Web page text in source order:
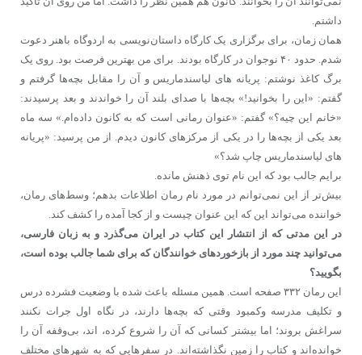
داشتم.
همان زمان، برای برگزاری یک کارگاه داستان‌نویسی به اردوگاه باهنر دعوت
شدم. حدود ۴۰ نوجوان در کارگاه بودند. برای من بهترین فرصت بود. روی یک
برگ کاغذ نوشتم: پریانه های لیاسندماریس و آن را مقابل بچه‌ها گرفتم و
گفتم: «این را بخوانید!» بچه‌ها با صدای بلند آن را خواندند و بعد پرسیدند:
«خانم این چیه؟» گفتم: «عنوان رمانی است که به کانون داده‌ام.» سه ماه
بعد یکی از بچه‌ها را در یکی از مرکزهای کانون دیدم. از من پرسید: «پریانه
های لیاسندماریس چاپ شد؟»
برایم جالب بود که این نام توی ذهنش مانده.
بیش‌تر از این نمی‌توانم در مورد نام رمان اطلاعات بدهم؛ وسط‌های رمان،
خواننده می‌تواند این که این عنوان چیست و از کجا آمده را کشف کند.
در این مدتی که از انتشار این کتاب در ایران می‌گذرد و به زبان فارسی،
می‌توانید چند مورد از بازخوردهای خوانندگان که برای شما جالب بوده است،
بگویید؟
این رمان ۳۳۲ صفحه است. همین مسئله باعث شده با وضعیت فشرده درس
و تکلیف مدرسه وکمبود وقتی که بچه‌ها دارند، در نگاه اول جرات نکنند
سراغش بروند؛ اما بیشتر کسانی که آن را شروع کرده، اند، بی‌وقفه آن را
خوانده‌اند و کتاب را زمین نگذاشته‌اند. در سفرهایی که به شهرهای مختلف